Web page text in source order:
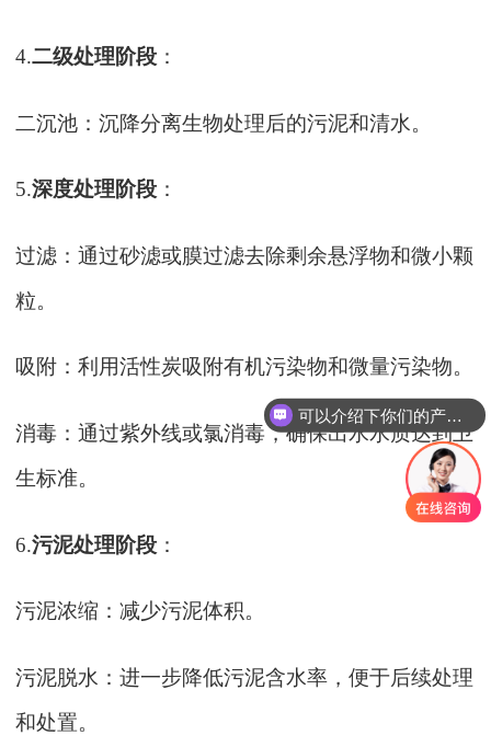
4.二级处理阶段 ：
二沉池：沉降分离生物处理后的污泥和清水。
5.深度处理阶段 ：
过滤：通过砂滤或膜过滤去除剩余悬浮物和微小颗
粒。
吸附：利用活性炭吸附有机污染物和微量污染物。
消毒：通过紫外线或氯消毒，确保出水水质达到卫
生标准。
6.污泥处理阶段 ：
污泥浓缩：减少污泥体积。
污泥脱水：进一步降低污泥含水率，便于后续处理
和处置。
可以介绍下你们的产品么